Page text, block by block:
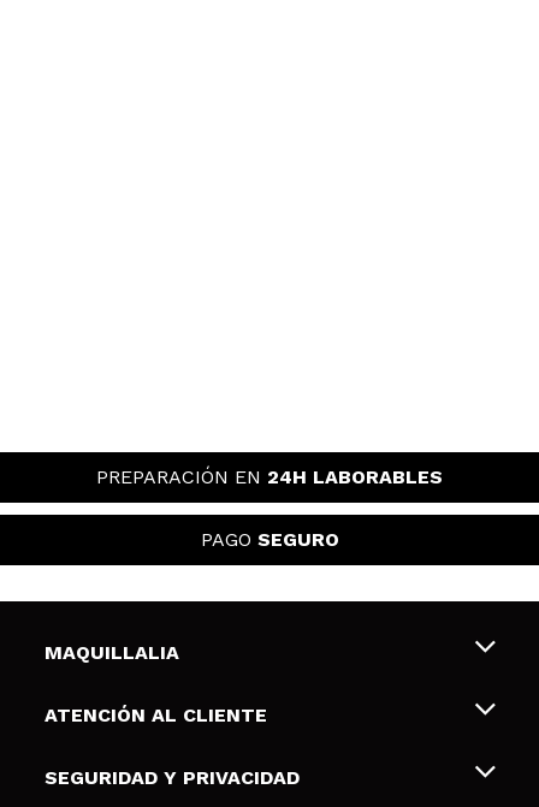
PREPARACIÓN EN 24H LABORABLES
PAGO SEGURO
MAQUILLALIA
Sobre nosotros
Tarjetas de Regalo
ATENCIÓN AL CLIENTE
Envíos y devoluciones
SEGURIDAD Y PRIVACIDAD